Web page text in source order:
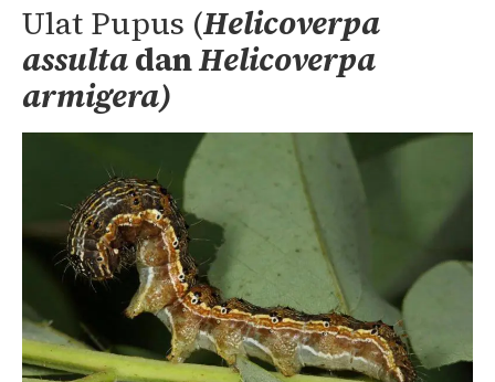
Ulat Pupus (Helicoverpa
assultadanHelicoverpa
armigera)